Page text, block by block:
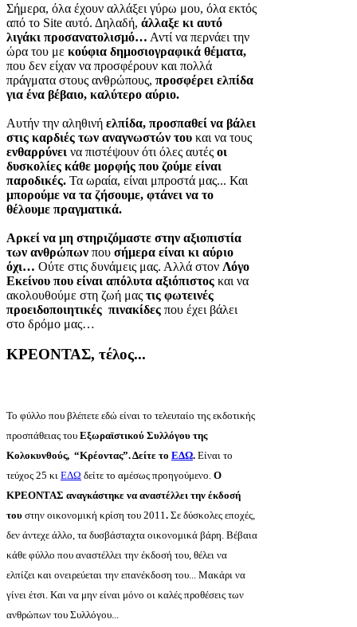
Σήμερα, όλα έχουν αλλάξει γύρω μου, όλα εκτός
από το Site αυτό. Δηλαδή, άλλαξε κι αυτό
λιγάκι προσανατολισμό… Αντί να περνάει την
ώρα του με κούφια δημοσιογραφικά θέματα,
που δεν είχαν να προσφέρουν και πολλά
πράγματα στους ανθρώπους, προσφέρει ελπίδα
για ένα βέβαιο, καλύτερο αύριο.
Αυτήν την αληθινή ελπίδα, προσπαθεί να βάλει
στις καρδιές των αναγνωστών του και να τους
ενθαρρύνει να πιστέψουν ότι όλες αυτές οι
δυσκολίες κάθε μορφής που ζούμε είναι
παροδικές. Τα ωραία, είναι μπροστά μας... Και
μπορούμε να τα ζήσουμε, φτάνει να το
θέλουμε πραγματικά.
Αρκεί να μη στηριζόμαστε στην αξιοπιστία
των ανθρώπων που σήμερα είναι κι αύριο
όχι… Ούτε στις δυνάμεις μας. Αλλά στον Λόγο
Εκείνου που είναι απόλυτα αξιόπιστος και να
ακολουθούμε στη ζωή μας τις φωτεινές
προειδοποιητικές πινακίδες που έχει βάλει
στο δρόμο μας…
ΚΡΕΟΝΤΑΣ, τέλος...
Το φύλλο που βλέπετε εδώ είναι το τελευταίο της εκδοτικής
προσπάθειας του Εξωραϊστικού Συλλόγου της
Κολοκυνθούς, “Κρέοντας”. Δείτε το ΕΔΩ. Είναι το
τεύχος 25 κι ΕΔΩ δείτε το αμέσως προηγούμενο. Ο
ΚΡΕΟΝΤΑΣ αναγκάστηκε να αναστέλλει την έκδοσή
του στην οικονομική κρίση του 2011. Σε δύσκολες εποχές,
δεν άντεχε άλλο, τα δυσβάσταχτα οικονομικά βάρη. Βέβαια
κάθε φύλλο που αναστέλλει την έκδοσή του, θέλει να
ελπίζει και ονειρεύεται την επανέκδοση του... Μακάρι να
γίνει έτσι. Και να μην είναι μόνο οι καλές προθέσεις των
ανθρώπων του Συλλόγου...